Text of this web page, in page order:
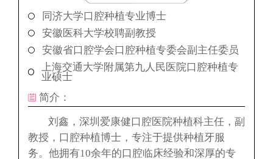
同济大学口腔种植专业博士
安徽医科大学校聘副教授
安徽省口腔学会口腔种植专委会副主任委员
上海交通大学附属第九人民医院口腔种植专
业硕士
简介：
刘鑫，深圳爱康健口腔医院种植科主任，副
教授，口腔种植博士，专注于提供种植牙服
务。他拥有10余年的口腔临床经验和深厚的专